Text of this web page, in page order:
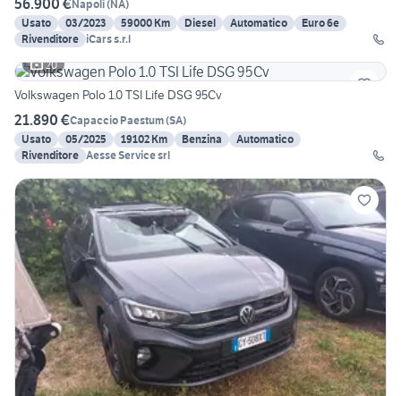
56.900 €Napoli(NA)
Usato
03/2023 59000 Km Diesel Automatico
Euro 6e
Rivenditore iCars s.r.l
20
Volkswagen Polo 1.0 TSI Life DSG 95Cv
21.890 €Capaccio Paestum(SA)
Usato
05/2025 19102 Km Benzina
Automatico
Rivenditore Aesse Service srl